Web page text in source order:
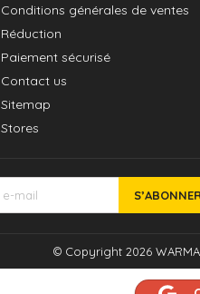
Conditions générales de ventes
Réduction
Paiement sécurisé
Contact us
Sitemap
Stores
© Copyright 2026